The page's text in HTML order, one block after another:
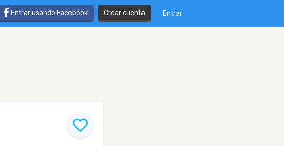
Entrar usando Facebook Crear cuenta Entrar